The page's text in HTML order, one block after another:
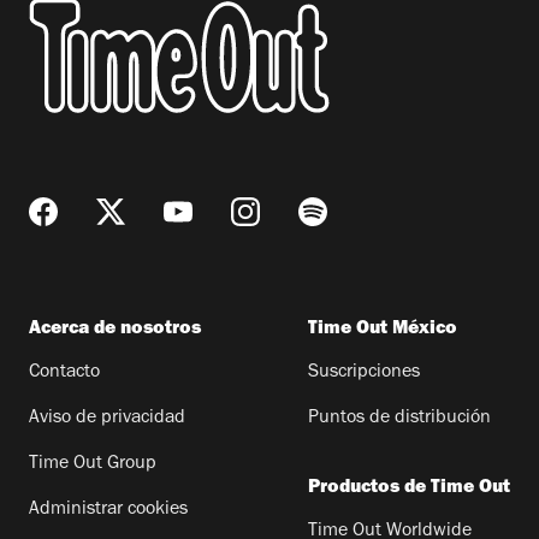
Acerca de nosotros
Contacto
Aviso de privacidad
Time Out Group
Administrar cookies
Time Out México
Suscripciones
Puntos de distribución
Productos de Time Out
Time Out Worldwide